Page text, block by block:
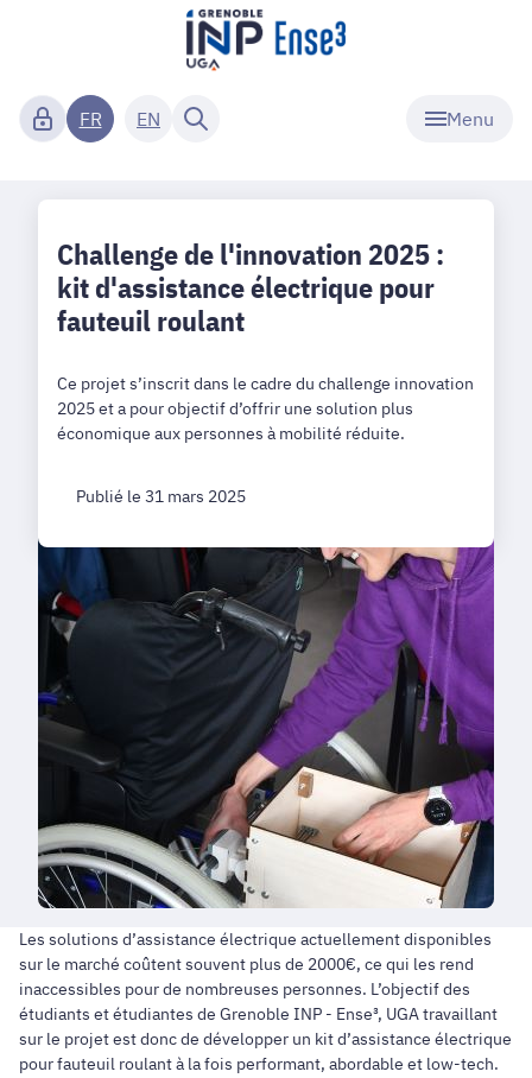
Menu
FR EN
Challenge de l'innovation 2025 :
kit d'assistance électrique pour
fauteuil roulant
Ce projet s’inscrit dans le cadre du challenge innovation
2025 et a pour objectif d’offrir une solution plus
économique aux personnes à mobilité réduite.
Publié le 31 mars 2025
Les solutions d’assistance électrique actuellement disponibles
sur le marché coûtent souvent plus de 2000€, ce qui les rend
inaccessibles pour de nombreuses personnes. L’objectif des
étudiants et étudiantes de Grenoble INP - Ense³, UGA travaillant
sur le projet est donc de développer un kit d’assistance électrique
pour fauteuil roulant à la fois performant, abordable et low-tech.